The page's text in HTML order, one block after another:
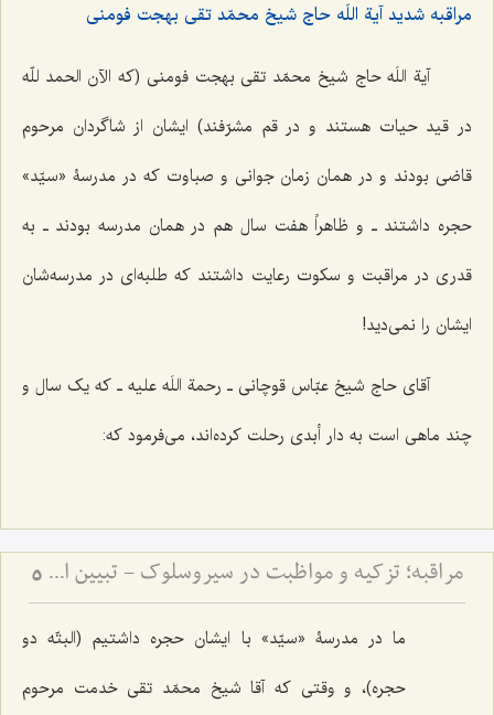
مراقبه شدید آیة اللَه حاج شیخ محمّد تقی بهجت فومنی
آیة اللَه حاج شیخ محمّد تقی بهجت فومنی (که الآن الحمد للّه
در قید حیات هستند و در قم مشرّفند) ایشان از شاگردان مرحوم
قاضی بودند و در همان زمان جوانی و صباوت که در مدرسۀ «سیّد»
حجره داشتند ـ و ظاهراً هفت سال هم در همان مدرسه بودند ـ به
قدری در مراقبت و سکوت رعایت داشتند که طلبه‌ای در مدرسه‌شان
ایشان را نمی‌دید!
آقای حاج شیخ عبّاس قوچانی ـ رحمة اللَه علیه ـ که یک سال و
چند ماهی است به دار أبدی رحلت کرده‌اند، می‌فرمود که:
مراقبه؛ تزكیه و مواظبت در سیروسلوك - تبیین اصول مهم سیروسلوک از منظر علامه طهرانی 5
ما در مدرسۀ «سیّد» با ایشان حجره داشتیم (البتّه دو
حجره)، و وقتی که آقا شیخ محمّد تقی خدمت مرحوم